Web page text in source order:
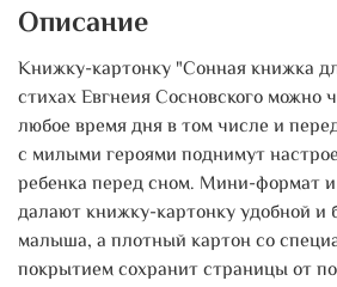
Описание
Книжку-картонку "Сонная книжка
стихах Евгнеия Сосновского можно
любое время дня в том числе и
с милыми героями поднимут
ребенка перед сном. Мини-формат
далают книжку-картонку удобной и
малыша, а плотный картон со
покрытием сохранит страницы от